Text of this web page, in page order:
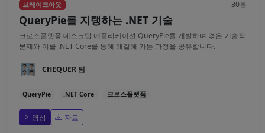
브레이크아웃 30분
QueryPie를 지탱하는 .NET 기술
크로스플랫폼 데스크탑 애플리케이션 QueryPie를 개발하며 겪은 기술적
문제와 이를 .NET Core를 통해 해결해 가는 과정을 공유합니다.
CHEQUER 팀
QueryPie .NET Core 크로스플랫폼
영상 자료